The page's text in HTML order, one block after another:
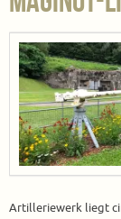
Artilleriewerk liegt